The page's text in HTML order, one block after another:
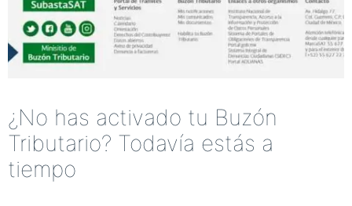
¿No has activado tu Buzón
Tributario? Todavía estás a
tiempo